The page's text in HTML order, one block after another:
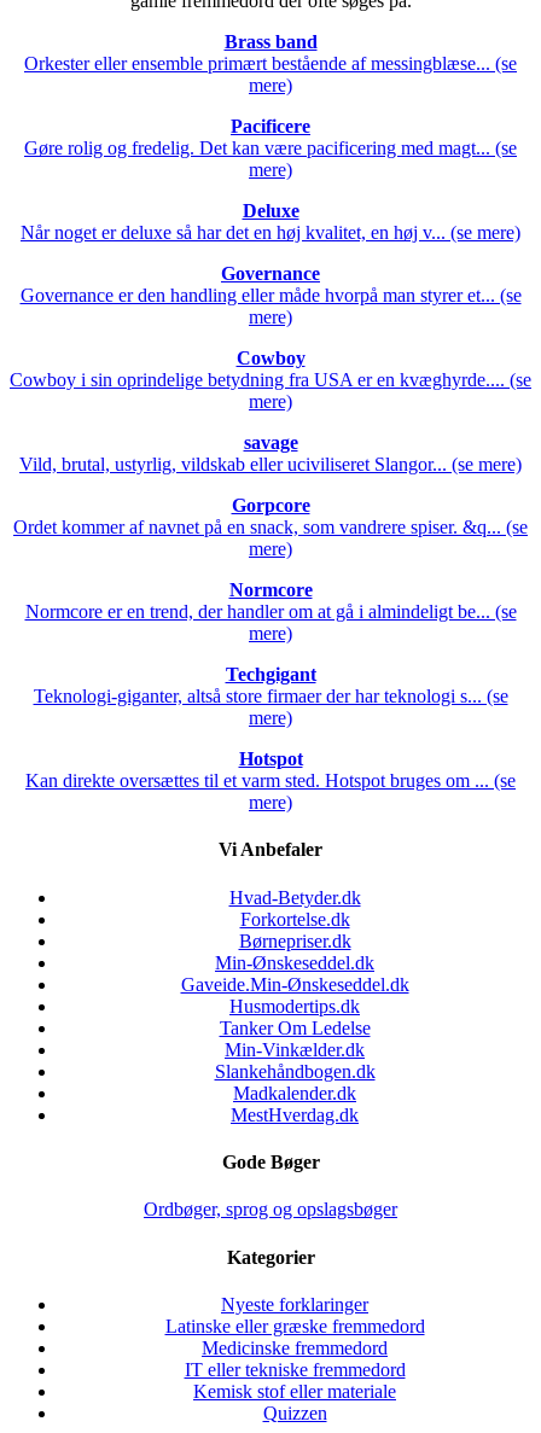
Brass band
Orkester eller ensemble primært bestående af messingblæse... (se
mere)
Pacificere
Gøre rolig og fredelig. Det kan være pacificering med magt... (se
mere)
Deluxe
Når noget er deluxe så har det en høj kvalitet, en høj v... (se mere)
Governance
Governance er den handling eller måde hvorpå man styrer et... (se
mere)
Cowboy
Cowboy i sin oprindelige betydning fra USA er en kvæghyrde.... (se
mere)
savage
Vild, brutal, ustyrlig, vildskab eller uciviliseret Slangor... (se mere)
Gorpcore
Ordet kommer af navnet på en snack, som vandrere spiser. &q... (se
mere)
Normcore
Normcore er en trend, der handler om at gå i almindeligt be... (se
mere)
Techgigant
Teknologi-giganter, altså store firmaer der har teknologi s... (se
mere)
Hotspot
Kan direkte oversættes til et varm sted. Hotspot bruges om ... (se
mere)
Vi Anbefaler
Hvad-Betyder.dk
Forkortelse.dk
Børnepriser.dk
Min-Ønskeseddel.dk
Gaveide.Min-Ønskeseddel.dk
Husmodertips.dk
Tanker Om Ledelse
Min-Vinkælder.dk
Slankehåndbogen.dk
Madkalender.dk
MestHverdag.dk
Gode Bøger
Ordbøger, sprog og opslagsbøger
Kategorier
Nyeste forklaringer
Latinske eller græske fremmedord
Medicinske fremmedord
IT eller tekniske fremmedord
Kemisk stof eller materiale
Quizzen